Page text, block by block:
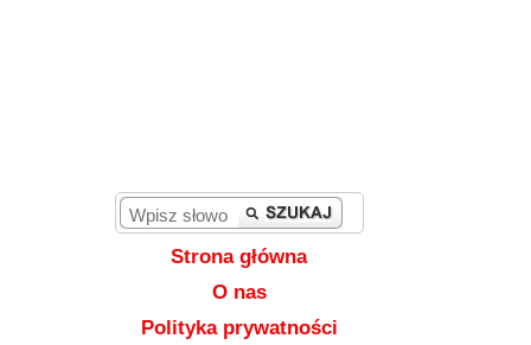
Strona główna
O nas
Polityka prywatności